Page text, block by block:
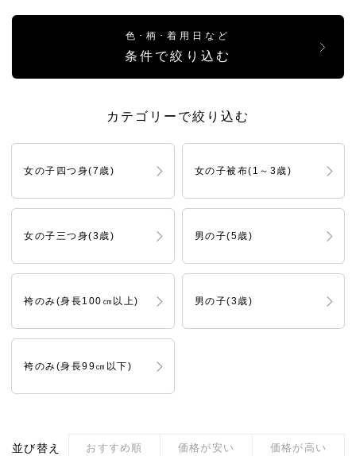
色･柄･着用日など
条件で絞り込む
カテゴリーで絞り込む
女の子四つ身(7歳) 女の子被布(1～3歳)
女の子三つ身(3歳) 男の子(5歳)
袴のみ(身長100㎝以上) 男の子(3歳)
袴のみ(身長99㎝以下)
並び替え おすすめ順 価格が安い 価格が高い